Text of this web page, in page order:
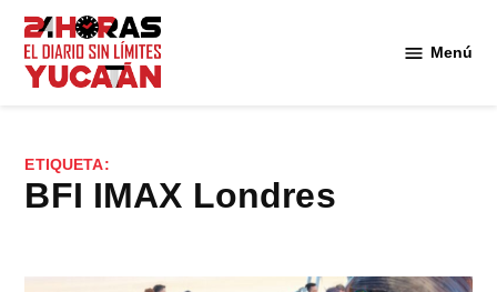
Saltar
contenido
Menú
ETIQUETA:
BFI IMAX Londres